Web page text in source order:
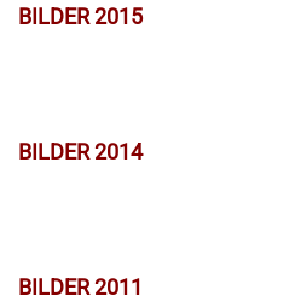
BILDER 2015
BILDER 2014
BILDER 2011